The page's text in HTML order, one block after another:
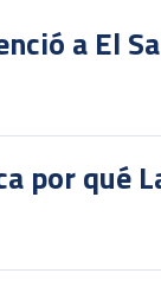
a El
por qué